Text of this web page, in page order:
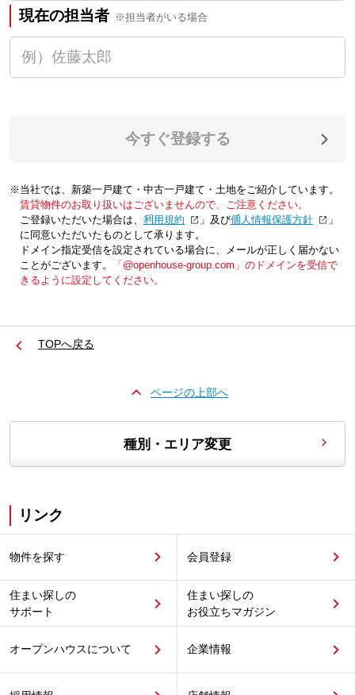
現在の担当者 ※担当者がいる場合
今すぐ登録する
※当社では、新築一戸建て・中古一戸建て・土地をご紹介しています。
賃貸物件のお取り扱いはございませんので、ご注意ください。
ご登録いただいた場合は、「利用規約 」及び「個人情報保護方針
」
に同意いただいたものとして承ります。
ドメイン指定受信を設定されている場合に、メールが正しく届かない
ことがございます。
「@openhouse-group.com」のドメインを受信で
きるように設定してください。
TOPへ戻る
ページの上部へ
種別・エリア変更
リンク
物件を探す 会員登録
住まい探しの
サポート
住まい探しの
お役立ちマガジン
オープンハウスについて 企業情報